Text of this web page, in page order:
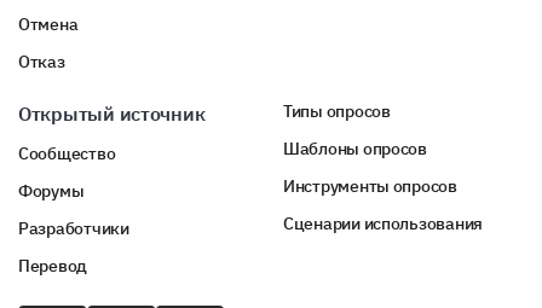
Отмена
Отказ
Открытый источник
Сообщество
Форумы
Разработчики
Перевод
Типы опросов
Шаблоны опросов
Инструменты опросов
Сценарии использования